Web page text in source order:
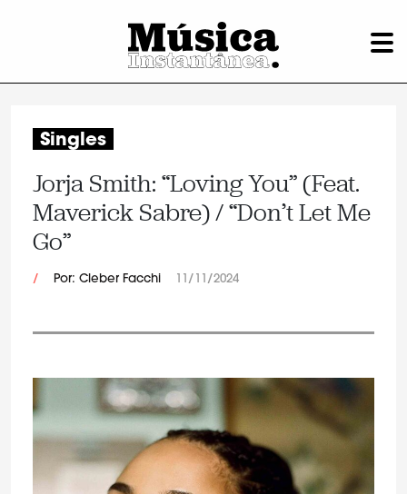
Singles
Jorja Smith: “Loving You” (Feat.
Maverick Sabre) / “Don’t Let Me
Go”
/ Por: Cleber Facchi 11/11/2024